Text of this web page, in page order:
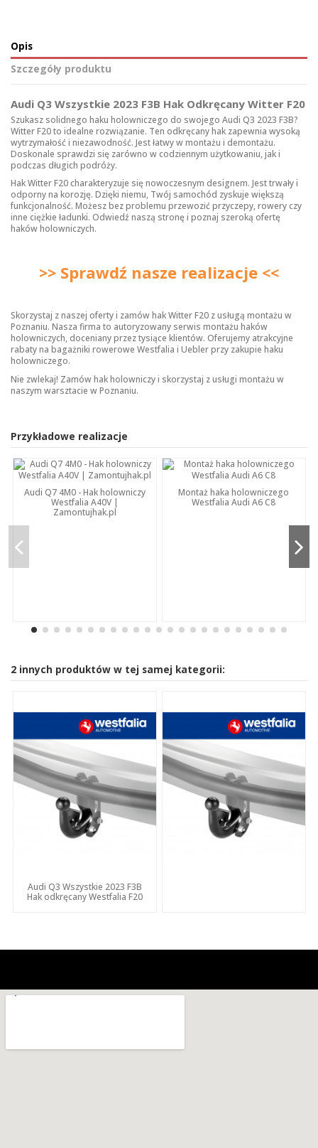
Opis
Szczegóły produktu
Audi Q3 Wszystkie 2023 F3B Hak Odkręcany Witter F20
Szukasz solidnego haku holowniczego do swojego Audi Q3 2023 F3B?
Witter F20 to idealne rozwiązanie. Ten odkręcany hak zapewnia wysoką
wytrzymałość i niezawodność. Jest łatwy w montażu i demontażu.
Doskonale sprawdzi się zarówno w codziennym użytkowaniu, jak i
podczas długich podróży.
Hak Witter F20 charakteryzuje się nowoczesnym designem. Jest trwały i
odporny na korozję. Dzięki niemu, Twój samochód zyskuje większą
funkcjonalność. Możesz bez problemu przewozić przyczepy, rowery czy
inne ciężkie ładunki. Odwiedź naszą stronę i poznaj szeroką ofertę
haków holowniczych.
>> Sprawdź nasze realizacje <<
Skorzystaj z naszej oferty i zamów hak Witter F20 z usługą montażu w
Poznaniu. Nasza firma to autoryzowany serwis montażu haków
holowniczych, doceniany przez tysiące klientów. Oferujemy atrakcyjne
rabaty na bagażniki rowerowe Westfalia i Uebler przy zakupie haku
holowniczego.
Nie zwlekaj! Zamów hak holowniczy i skorzystaj z usługi montażu w
naszym warsztacie w Poznaniu.
Przykładowe realizacje
Audi Q7 4M0 - Hak holowniczy
Westfalia A40V |
Zamontujhak.pl
Montaż haka holowniczego
Westfalia Audi A6 C8
2 innych produktów w tej samej kategorii:
Audi Q3 Wszystkie 2023 F3B
Hak odkręcany Westfalia F20